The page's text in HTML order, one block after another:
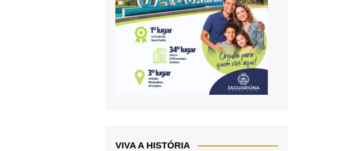
VIVA A HISTÓRIA